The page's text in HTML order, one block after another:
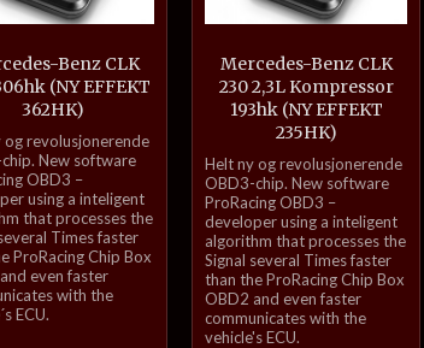
Benz CLK
(NY EFFEKT
362HK)
og revolusjonerende
New software
OBD3 –
using a inteligent
that processes the
Times faster
ProRacing Chip Box
even faster
with the
ECU.
Mercedes-Benz CLK
230 2,3L Kompressor
193hk (NY EFFEKT
235HK)
inkl.
mva.
Helt ny og revolusjonerende
OBD3-chip. New software
ProRacing OBD3 –
developer using a inteligent
algorithm that processes the
Signal several Times faster
than the ProRacing Chip Box
OBD2 and even faster
communicates with the
vehicle's ECU.